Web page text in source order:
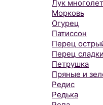
Лук
Морковь
Огурец
Патиссон
Перец
Перец
Петрушка
Пряные и
Редис
Редька